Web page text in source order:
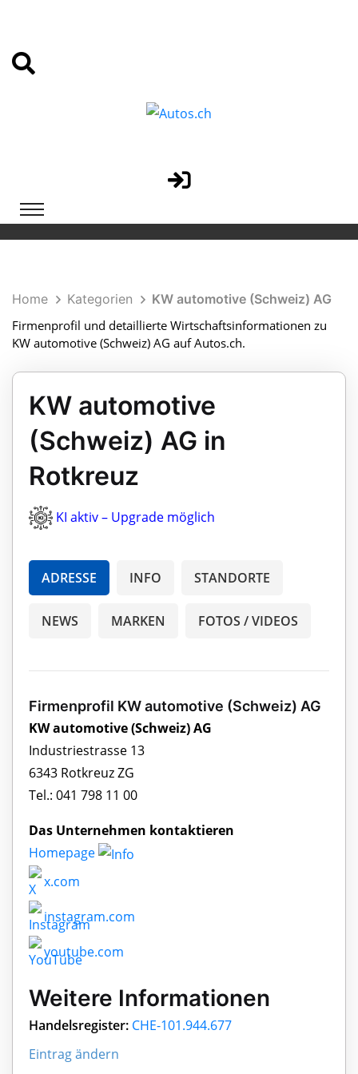
Home Kategorien
KW automotive (Schweiz) AG
Firmenprofil und detaillierte Wirtschaftsinformationen zu
KW automotive (Schweiz) AG auf Autos.ch.
KW automotive
(Schweiz) AG in
Rotkreuz
KI aktiv – Upgrade möglich
ADRESSE INFO STANDORTE
NEWS MARKEN FOTOS / VIDEOS
Firmenprofil KW automotive (Schweiz) AG
KW automotive (Schweiz) AG
Industriestrasse 13
6343 Rotkreuz ZG
Tel.: 041 798 11 00
Das Unternehmen kontaktieren
Homepage
x.com
instagram.com
youtube.com
Weitere Informationen
Handelsregister: CHE-101.944.677
Eintrag ändern